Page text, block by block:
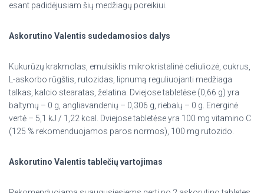
esant padidėjusiam šių medžiagų poreikiui.
Askorutino Valentis sudedamosios dalys
Kukurūzų krakmolas, emulsiklis mikrokristalinė celiuliozė, cukrus,
L-askorbo rūgštis, rutozidas, lipnumą reguliuojanti medžiaga
talkas, kalcio stearatas, želatina. Dviejose tabletėse (0,66 g) yra
baltymų – 0 g, angliavandenių – 0,306 g, riebalų – 0 g. Energinė
vertė – 5,1 kJ / 1,22 kcal. Dviejose tabletėse yra 100 mg vitamino C
(125 % rekomenduojamos paros normos), 100 mg rutozido.
Askorutino Valentis tablečių vartojimas